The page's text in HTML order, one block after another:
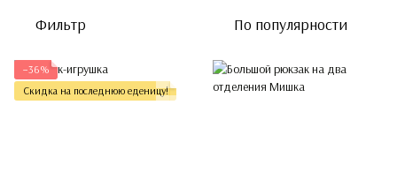
Фильтр По популярности
−36%
Скидка на последнюю еденицу!